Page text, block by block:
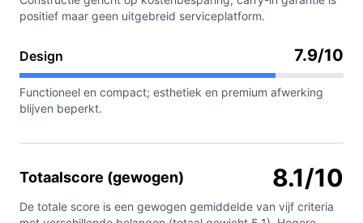
positief maar geen uitgebreid serviceplatform.
Design 7.9/10
Functioneel en compact; esthetiek en premium afwerking
blijven beperkt.
Totaalscore (gewogen) 8.1/10
De totale score is een gewogen gemiddelde van vijf criteria